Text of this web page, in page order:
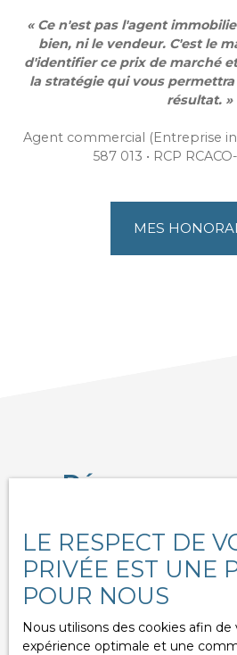
« Ce n'est pas l'agent
bien, ni le vendeur. C'est le
d'identifier ce prix de marché
la stratégie qui vous
résultat. »
Agent commercial (Entreprise
587 013 • RCP
MES
Découvrez
LE RESPECT DE
PRIVÉE EST UNE
POUR NOUS
Nous utilisons des cookies afin de
expérience optimale et une